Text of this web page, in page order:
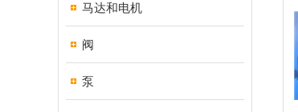
马达和电机
阀
泵